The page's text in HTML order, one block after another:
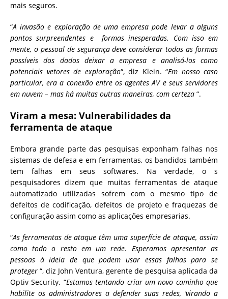
mais seguros.
“A invasão e exploração de uma empresa pode levar a alguns
pontos surpreendentes e formas inesperadas. Com isso em
mente, o pessoal de segurança deve considerar todas as formas
possíveis dos dados deixar a empresa e analisá-los como
potenciais vetores de exploração“, diz Klein. “Em nosso caso
particular, era a conexão entre os agentes AV e seus servidores
em nuvem – mas há muitas outras maneiras, com certeza “.
Viram a mesa: Vulnerabilidades da
ferramenta de ataque
Embora grande parte das pesquisas exponham falhas nos
sistemas de defesa e em ferramentas, os bandidos também
tem falhas em seus softwares. Na verdade, o s
pesquisadores dizem que muitas ferramentas de ataque
automatizado utilizadas sofrem com o mesmo tipo de
defeitos de codificação, defeitos de projeto e fraquezas de
configuração assim como as aplicações empresarias.
“As ferramentas de ataque têm uma superfície de ataque, assim
como todo o resto em um rede. Esperamos apresentar as
pessoas à ideia de que podem usar essas falhas para se
proteger “, diz John Ventura, gerente de pesquisa aplicada da
Optiv Security. “Estamos tentando criar um novo caminho que
habilite os administradores a defender suas redes, ‘virando a